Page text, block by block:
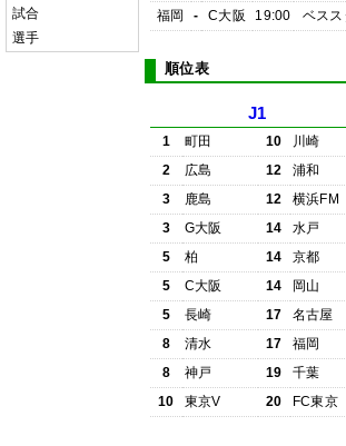
試合
選手
福岡
- C大阪 19:00 ベスス
順位表
J1
1 町田 10
川崎
2
広島 12
浦和
3
鹿島 12
横浜FM
3
G大阪 14
水戸
5
柏 14
京都
5
C大阪 14
岡山
5
長崎 17
名古屋
8
清水 17
福岡
8
神戸 19
千葉
10
東京V 20 FC東京